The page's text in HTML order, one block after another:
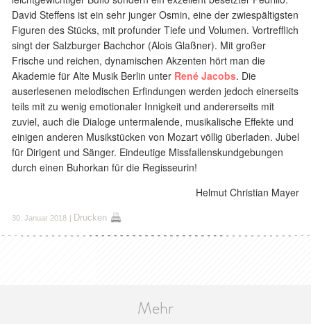
David Steffens ist ein sehr junger Osmin, eine der zwiespältigsten
Figuren des Stücks, mit profunder Tiefe und Volumen. Vortrefflich
singt der Salzburger Bachchor (Alois Glaßner). Mit großer
Frische und reichen, dynamischen Akzenten hört man die
Akademie für Alte Musik Berlin unter René Jacobs. Die
auserlesenen melodischen Erfindungen werden jedoch einerseits
teils mit zu wenig emotionaler Innigkeit und andererseits mit
zuviel, auch die Dialoge untermalende, musikalische Effekte und
einigen anderen Musikstücken von Mozart völlig überladen. Jubel
für Dirigent und Sänger. Eindeutige Missfallenskundgebungen
durch einen Buhorkan für die Regisseurin!
Helmut Christian Mayer
30. Januar 2018 | Drucken
Mehr